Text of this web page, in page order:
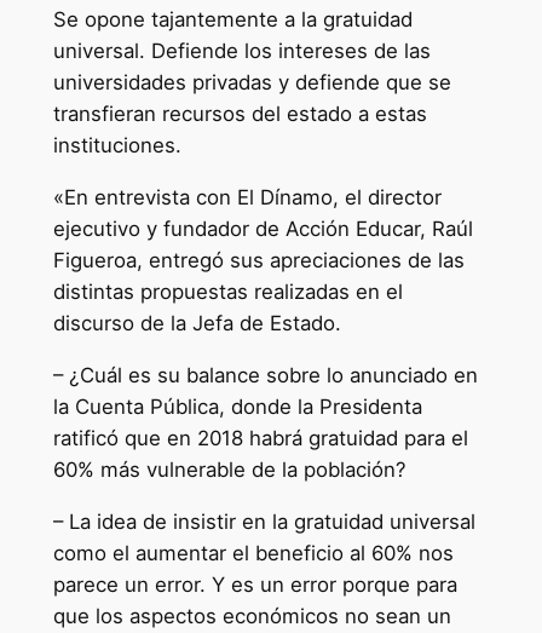
Se opone tajantemente a la gratuidad
universal. Defiende los intereses de las
universidades privadas y defiende que se
transfieran recursos del estado a estas
instituciones.
«En entrevista con El Dínamo, el director
ejecutivo y fundador de Acción Educar, Raúl
Figueroa, entregó sus apreciaciones de las
distintas propuestas realizadas en el
discurso de la Jefa de Estado.
– ¿Cuál es su balance sobre lo anunciado en
la Cuenta Pública, donde la Presidenta
ratificó que en 2018 habrá gratuidad para el
60% más vulnerable de la población?
– La idea de insistir en la gratuidad universal
como el aumentar el beneficio al 60% nos
parece un error. Y es un error porque para
que los aspectos económicos no sean un